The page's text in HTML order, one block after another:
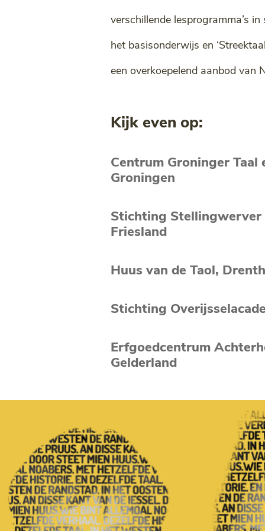
verschillende lesprogramma’s
het basisonderwijs en
een overkoepelend aanbod van
Kijk even op:
Centrum Groninger Taal
Groningen
Stichting Stellingwerver
Friesland
Huus van de Taol,
Stichting
Erfgoedcentrum
Gelderland